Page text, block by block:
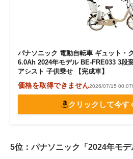
パナソニック 電動自転車 ギュット・
6.0Ah 2024年モデル BE-FRE033 3段
アシスト 子供乗せ 【完成車】
価格を取得できません2026/07/15 00:07
クリックして今す
5位：パナソニック「2024年モ